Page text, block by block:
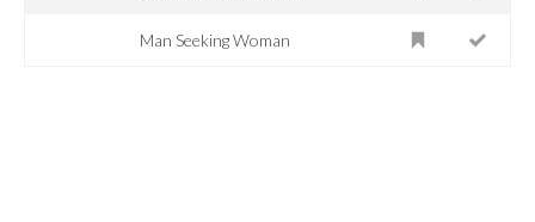
Man Seeking Woman